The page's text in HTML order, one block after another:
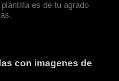
es de tu agrado
con imagenes de